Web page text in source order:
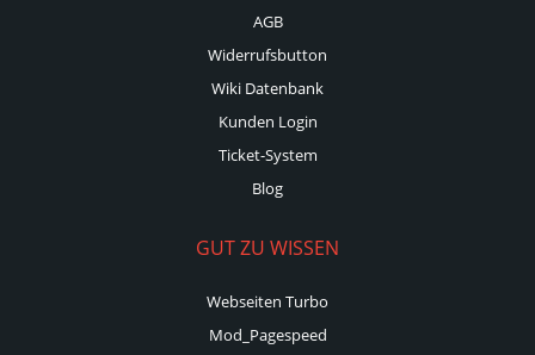
AGB
Widerrufsbutton
Wiki Datenbank
Kunden Login
Ticket-System
Blog
GUT ZU WISSEN
Webseiten Turbo
Mod_Pagespeed